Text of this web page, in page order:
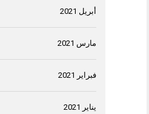
أبريل 2021
مارس 2021
فبراير 2021
يناير 2021